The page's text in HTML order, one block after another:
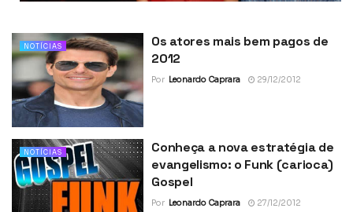
NOTÍCIAS
Os atores mais bem pagos de
2012
Por Leonardo Caprara 29/12/2012
NOTÍCIAS
Conheça a nova estratégia de
evangelismo: o Funk (carioca)
Gospel
Por Leonardo Caprara 27/12/2012